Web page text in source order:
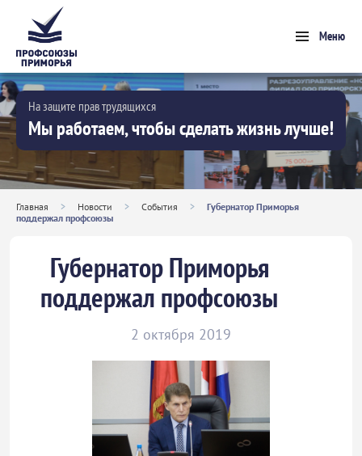
Меню
На защите прав трудящихся
Мы работаем, чтобы сделать жизнь лучше!
Главная > Новости > События >
Губернатор Приморья
поддержал профсоюзы
Губернатор Приморья
поддержал профсоюзы
2 октября 2019